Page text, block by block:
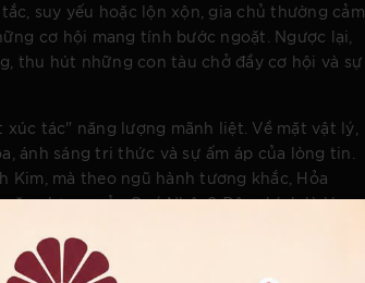
suy yếu hoặc lộn xộn, gia chủ thường cảm
cơ hội mang tính bước ngoặt. Ngược lại,
thu hút những con tàu chở đầy cơ hội và sự
tác" năng lượng mãnh liệt. Về mặt vật lý,
ánh sáng tri thức và sự ấm áp của lòng tin.
Kim, mà theo ngũ hành tương khắc, Hỏa
lượng của Quý Nhân? Đây chính là lúc
tàn phá của ngọn lửa trần trụi và sự